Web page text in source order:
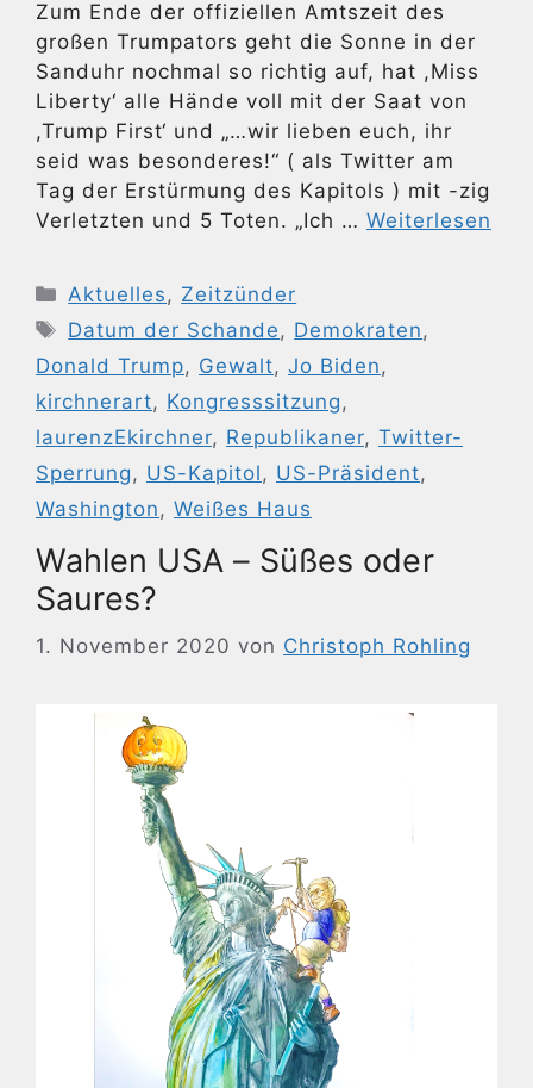
Zum Ende der offiziellen Amtszeit des
großen Trumpators geht die Sonne in der
Sanduhr nochmal so richtig auf, hat ,Miss
Liberty‘ alle Hände voll mit der Saat von
,Trump First‘ und „…wir lieben euch, ihr
seid was besonderes!“ ( als Twitter am
Tag der Erstürmung des Kapitols ) mit -zig
Verletzten und 5 Toten. „Ich … Weiterlesen
Kategorien
Aktuelles , Zeitzünder
Schlagwörter
Datum der Schande , Demokraten ,
Donald Trump, Gewalt, Jo Biden ,
kirchnerart, Kongresssitzung ,
laurenzEkirchner, Republikaner, Twitter-
Sperrung , US-Kapitol , US-Präsident,
Washington , Weißes Haus
Wahlen USA – Süßes oder
Saures?
1. November 2020 von Christoph Rohling